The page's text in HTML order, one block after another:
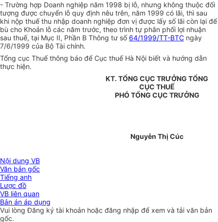
- Trường hợp Doanh nghiệp năm 1998 bị lỗ, nhưng không thuộc đối
tượng được chuyển lỗ quy định nêu trên, năm 1999 có lãi, thì sau
khi nộp thuế thu nhập doanh nghiệp đơn vị được lấy số lãi còn lại để
bù cho Khoản lỗ các năm trước, theo trình tự phân phối lợi nhuận
sau thuế, tại Mục II, Phần B Thông tư số 64/1999/TT-BTC ngày
7/6/1999 của Bộ Tài chính.
Tổng cục Thuế thông báo để Cục thuế Hà Nội biết và hướng dẫn
thực hiện.
KT. TỔNG CỤC TRƯỞNG TỔNG
CỤC THUẾ
PHÓ TỔNG CỤC TRƯỞNG
Nguyễn Thị Cúc
Nội dung VB
Văn bản gốc
Tiếng anh
Lược đồ
VB liên quan
Bản án áp dụng
Vui lòngĐăng ký tài khoản hoặc đăng nhập để xem và tải văn bản
gốc.